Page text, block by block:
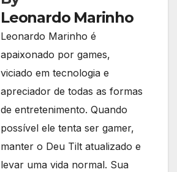
Leonardo Marinho
Leonardo Marinho é
apaixonado por games,
viciado em tecnologia e
apreciador de todas as formas
de entretenimento. Quando
possível ele tenta ser gamer,
manter o Deu Tilt atualizado e
levar uma vida normal. Sua